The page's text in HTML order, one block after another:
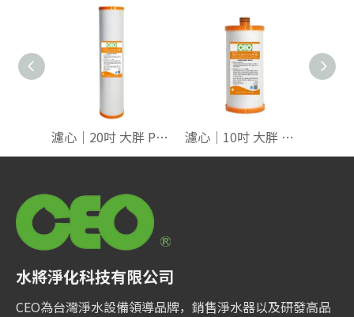
濾心｜20吋 大胖 PP+日本純碳纖【雙效】200T 濾心｜10吋 大胖 雙O令PP+日本純碳纖【雙效】100T
水將淨化科技有限公司
CEO為台灣淨水設備領導品牌，銷售淨水器以及研發高品